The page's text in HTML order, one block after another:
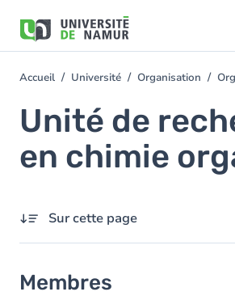
contenu
You
here
Accueil Université Organisation
Unité de
en chimie
Sur cette page
Membres